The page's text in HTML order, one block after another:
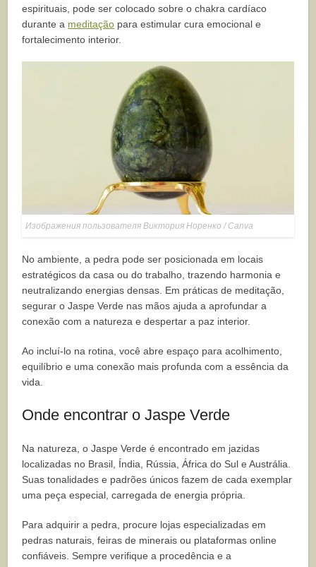
espirituais, pode ser colocado sobre o chakra cardíaco
durante a meditação para estimular cura emocional e
fortalecimento interior.
Изображения пользователя Виктория Норенко / Canva
No ambiente, a pedra pode ser posicionada em locais
estratégicos da casa ou do trabalho, trazendo harmonia e
neutralizando energias densas. Em práticas de meditação,
segurar o Jaspe Verde nas mãos ajuda a aprofundar a
conexão com a natureza e despertar a paz interior.
Ao incluí-lo na rotina, você abre espaço para acolhimento,
equilíbrio e uma conexão mais profunda com a essência da
vida.
Onde encontrar o Jaspe Verde
Na natureza, o Jaspe Verde é encontrado em jazidas
localizadas no Brasil, Índia, Rússia, África do Sul e Austrália.
Suas tonalidades e padrões únicos fazem de cada exemplar
uma peça especial, carregada de energia própria.
Para adquirir a pedra, procure lojas especializadas em
pedras naturais, feiras de minerais ou plataformas online
confiáveis. Sempre verifique a procedência e a